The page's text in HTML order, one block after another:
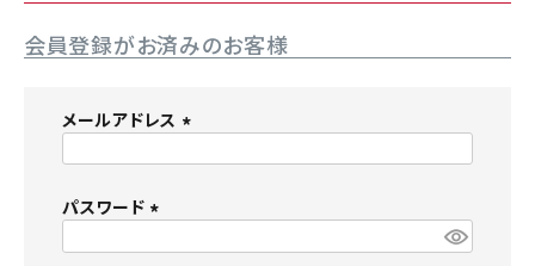
ブランド別に探す
目的別に探す
SNS
会員登録がお済みのお客様
メールアドレス
パスワード